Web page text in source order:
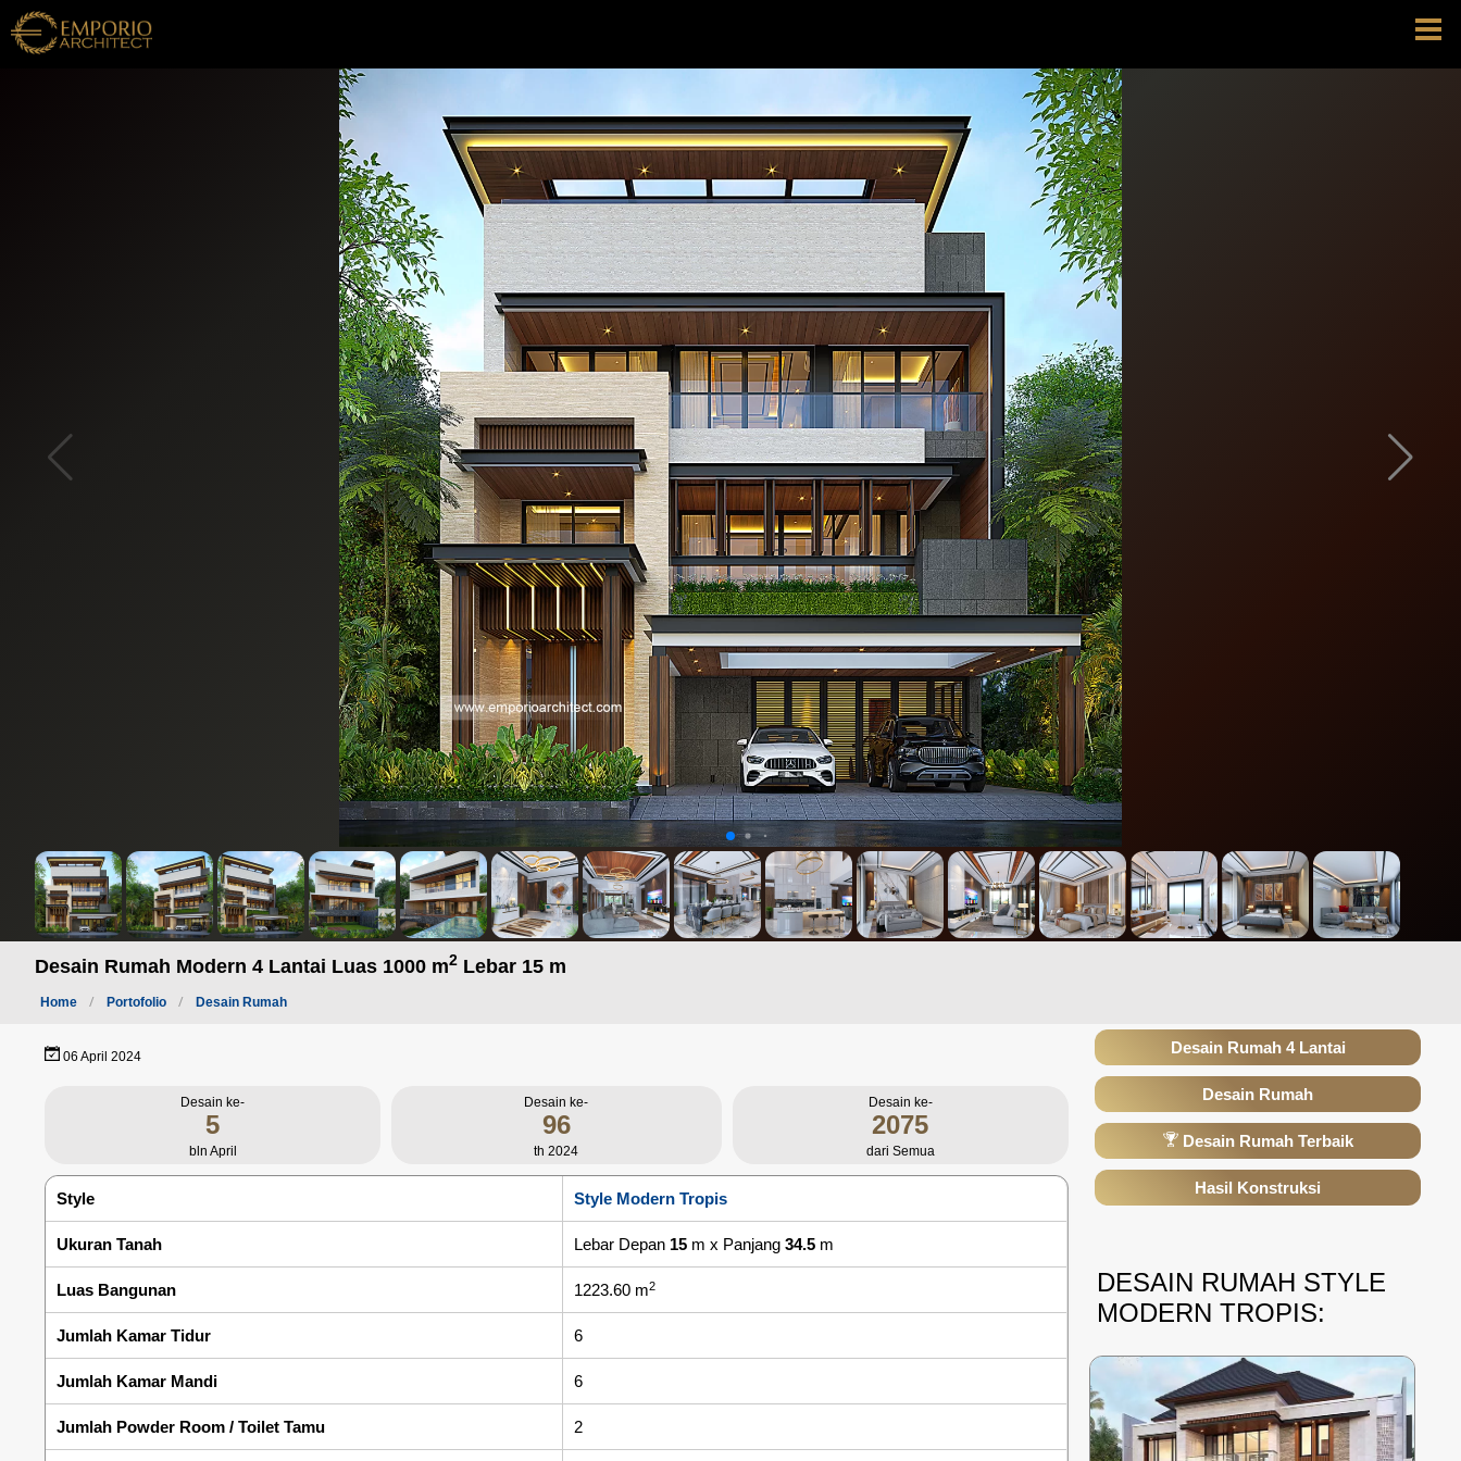
Desain Rumah Modern 4 Lantai Luas 1000 m2 Lebar 15 m
Home Portofolio Desain Rumah
06 April 2024
Desain ke-
5
bln April
Desain ke-
96
th 2024
Desain ke-
2075
dari Semua
Style Style Modern Tropis
Ukuran Tanah Lebar Depan 15 m x Panjang34.5 m
Luas Bangunan 1223.60 m2
Jumlah Kamar Tidur 6
Jumlah Kamar Mandi 6
Jumlah Powder Room / Toilet Tamu 2
Desain Rumah 4 Lantai
Desain Rumah
Desain Rumah Terbaik
Hasil Konstruksi
DESAIN RUMAH STYLE
MODERN TROPIS: